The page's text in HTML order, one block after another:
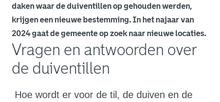
daken waar de duiventillen op gehouden werden,
krijgen een nieuwe bestemming. In het najaar van
2024 gaat de gemeente op zoek naar nieuwe locaties.
Vragen en antwoorden over
de duiventillen
Hoe wordt er voor de til, de duiven en de